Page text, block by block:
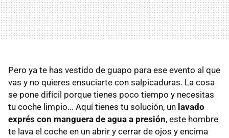
Pero ya te has vestido de guapo para ese evento al que
vas y no quieres ensuciarte con salpicaduras. La cosa
se pone difícil porque tienes poco tiempo y necesitas
tu coche limpio... Aquí tienes tu solución, un lavado
exprés con manguera de agua a presión, este hombre
te lava el coche en un abrir y cerrar de ojos y encima